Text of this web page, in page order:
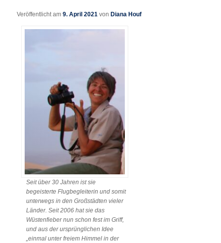
Veröffentlicht am9. April 2021 vonDiana Houf
Seit über 30 Jahren ist sie
begeisterte Flugbegleiterin und somit
unterwegs in den Großstädten vieler
Länder. Seit 2006 hat sie das
Wüstenfieber nun schon fest im Griff,
und aus der ursprünglichen Idee
„einmal unter freiem Himmel in der